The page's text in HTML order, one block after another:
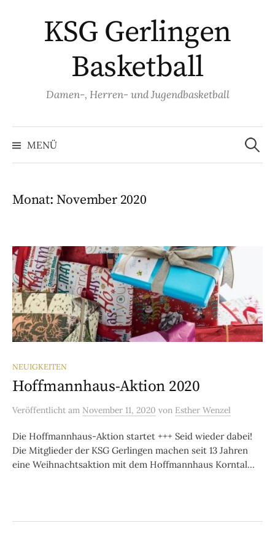
KSG Gerlingen
Basketball
Damen-, Herren- und Jugendbasketball
MENÜ
Suchen
nach:
Monat: November 2020
NEUIGKEITEN
Hoffmannhaus-Aktion 2020
Veröffentlicht am November 11, 2020 von Esther Wenzel
Die Hoffmannhaus-Aktion startet +++ Seid wieder dabei!
Die Mitglieder der KSG Gerlingen machen seit 13 Jahren
eine Weihnachtsaktion mit dem Hoffmannhaus Korntal...